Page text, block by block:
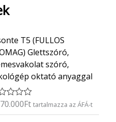
T5 (FULLOS
Glettszóró,
szóró,
oktató anyaggal
Ft tartalmazza az ÁFÁ-t